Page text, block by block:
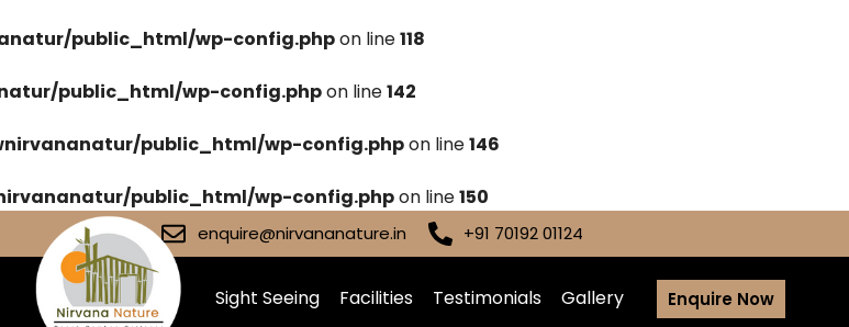
public_html/wp-config.phpon line118
public_html/wp-config.phpon line142
public_html/wp-config.phpon line146
public_html/wp-config.phpon line150
enquire@nirvananature.in +91 70192 01124
Sight Seeing Facilities Testimonials Gallery Enquire Now